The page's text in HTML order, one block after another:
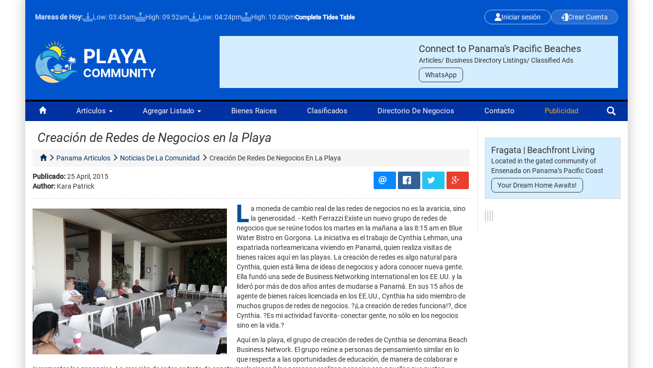
Mareas de Hoy: Low: 03:45am High: 09:52am Low: 04:24pm High: 10:40pmComplete Tides Table Iniciar sesión Crear Cuenta
Connect to Panama's Pacific Beaches
Articles/ Business Directory Listings/ Classified Ads
WhatsApp
Artículos Agregar Listado Bienes Raices Clasificados Directorio De Negocios Contacto Publicidad
Creación de Redes de Negocios en la Playa
Panama Articulos Noticias De La Comunidad Creación De Redes De Negocios En La Playa
Publicado:25 April, 2015
Author: Kara Patrick
L a moneda de cambio real de las redes de negocios no es la avaricia, sino
la generosidad. - Keith Ferrazzi Existe un nuevo grupo de redes de
negocios que se reúne todos los martes en la mañana a las 8:15 am en Blue
Water Bistro en Gorgona. La iniciativa es el trabajo de Cynthia Lehman, una
expatriada norteamericana viviendo en Panamá, quien realiza visitas de
bienes raíces aquí en las playas. La creación de redes es algo natural para
Cynthia, quien está llena de ideas de negocios y adora conocer nueva gente.
Ella fundó una sede de Business Networking International en los EE.UU. y la
lideró por más de dos años antes de mudarse a Panamá. En sus 15 años de
agente de bienes raíces licenciada en los EE.UU., Cynthia ha sido miembro de
muchos grupos de redes de negocios. ?¡La creación de redes funciona!?, dice
Cynthia. ?Es mi actividad favorita- conectar gente, no sólo en los negocios
sino en la vida.?
Aquí en la playa, el grupo de creación de redes de Cynthia se denomina Beach
Business Network. El grupo reúne a personas de pensamiento similar en lo
que respecta a las oportunidades de educación, de manera de colaborar e
Fragata | Beachfront Living
Located in the gated community of
Ensenada on Panama’s Pacific Coast
Your Dream Home Awaits!